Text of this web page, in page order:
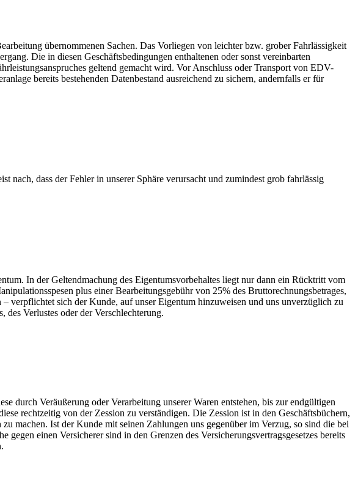
übernommenen Sachen. Das Vorliegen von leichter bzw. grober Fahrlässigkeit
Die in diesen Geschäftsbedingungen enthaltenen oder sonst vereinbarten
geltend gemacht wird. Vor Anschluss oder Transport von EDV-
bereits bestehenden Datenbestand ausreichend zu sichern, andernfalls er für
nach, dass der Fehler in unserer Sphäre verursacht und zumindest grob fahrlässig
In der Geltendmachung des Eigentumsvorbehaltes liegt nur dann ein Rücktritt vom
plus einer Bearbeitungsgebühr von 25% des Bruttorechnungsbetrages,
verpflichtet sich der Kunde, auf unser Eigentum hinzuweisen und uns unverzüglich zu
Verlustes oder der Verschlechterung.
durch Veräußerung oder Verarbeitung unserer Waren entstehen, bis zur endgültigen
rechtzeitig von der Zession zu verständigen. Die Zession ist in den Geschäftsbüchern,
machen. Ist der Kunde mit seinen Zahlungen uns gegenüber im Verzug, so sind die bei
einen Versicherer sind in den Grenzen des Versicherungsvertragsgesetzes bereits